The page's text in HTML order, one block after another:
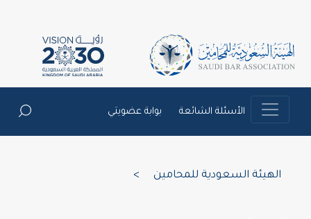
الأسئلة الشائعة بوابة عضويتي
الهيئة السعودية للمحامين